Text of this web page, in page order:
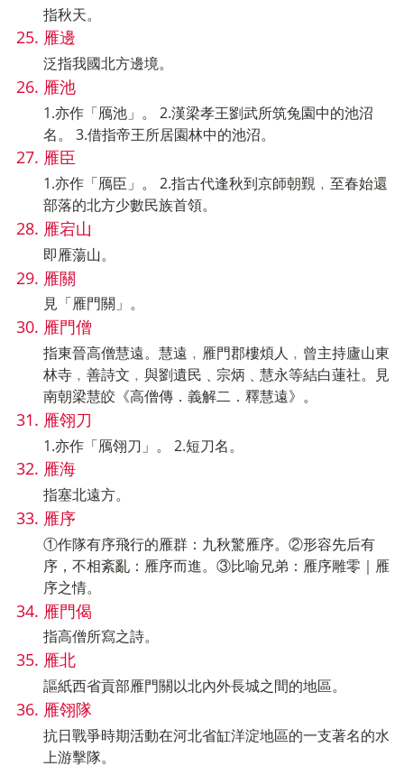
指秋天。
雁邊
泛指我國北方邊境。
雁池
1.亦作「鴈池」。 2.漢梁孝王劉武所筑兔園中的池沼
名。 3.借指帝王所居園林中的池沼。
雁臣
1.亦作「鴈臣」。 2.指古代逢秋到京師朝覲﹐至春始還
部落的北方少數民族首領。
雁宕山
即雁蕩山。
雁關
見「雁門關」。
雁門僧
指東晉高僧慧遠。慧遠﹐雁門郡樓煩人﹐曾主持廬山東
林寺﹐善詩文﹐與劉遺民﹑宗炳﹑慧永等結白蓮社。見
南朝梁慧皎《高僧傳．義解二．釋慧遠》。
雁翎刀
1.亦作「鴈翎刀」。 2.短刀名。
雁海
指塞北遠方。
雁序
①作隊有序飛行的雁群：九秋驚雁序。②形容先后有
序，不相紊亂：雁序而進。③比喻兄弟：雁序雕零｜雁
序之情。
雁門偈
指高僧所寫之詩。
雁北
謳紙西省貢部雁門關以北內外長城之間的地區。
雁翎隊
抗日戰爭時期活動在河北省缸洋淀地區的一支著名的水
上游擊隊。